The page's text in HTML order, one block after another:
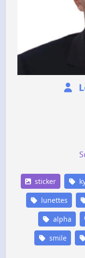
sticker
lunettes
alpha
smile